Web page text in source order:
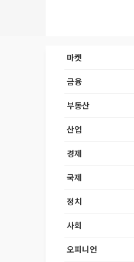
마켓
금융
부동산
산업
경제
국제
정치
사회
오피니언